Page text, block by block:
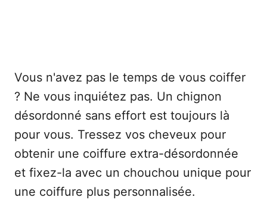
Vous n'avez pas le temps de vous coiffer
? Ne vous inquiétez pas. Un chignon
désordonné sans effort est toujours là
pour vous. Tressez vos cheveux pour
obtenir une coiffure extra-désordonnée
et fixez-la avec un chouchou unique pour
une coiffure plus personnalisée.